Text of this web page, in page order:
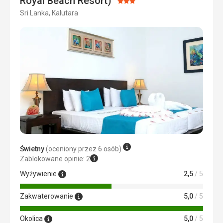
Cena
Ocena:
Sri Lanka, Kalutara
Świetny(oceniony przez 6 osób)
Zablokowane opinie: 2
Wyżywienie
2,5 / 5
Zakwaterowanie 5,0 / 5
Okolica 5,0 / 5